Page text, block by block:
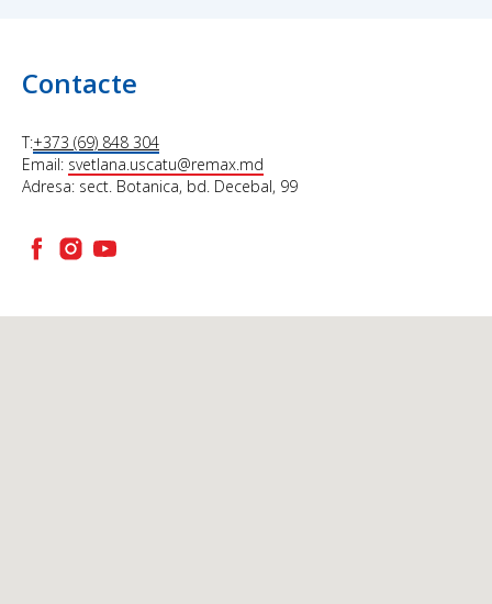
Contacte
T:+373 (69) 848 304
Email: svetlana.uscatu@remax.md
Adresa: sect. Botanica, bd. Decebal, 99